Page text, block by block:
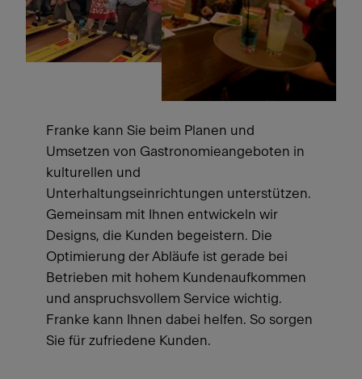
Franke kann Sie beim Planen und
Umsetzen von Gastronomieangeboten in
kulturellen und
Unterhaltungseinrichtungen unterstützen.
Gemeinsam mit Ihnen entwickeln wir
Designs, die Kunden begeistern. Die
Optimierung der Abläufe ist gerade bei
Betrieben mit hohem Kundenaufkommen
und anspruchsvollem Service wichtig.
Franke kann Ihnen dabei helfen. So sorgen
Sie für zufriedene Kunden.